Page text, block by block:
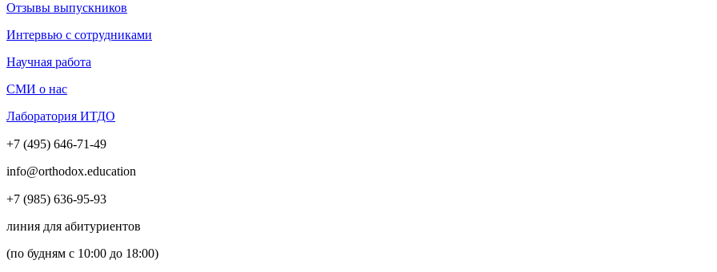
Отзывы выпускников
Интервью с сотрудниками
Научная работа
СМИ о нас
Лаборатория ИТДО
+7 (495) 646-71-49
info@orthodox.education
+7 (985) 636-95-93
линия для абитуриентов
(по будням с 10:00 до 18:00)